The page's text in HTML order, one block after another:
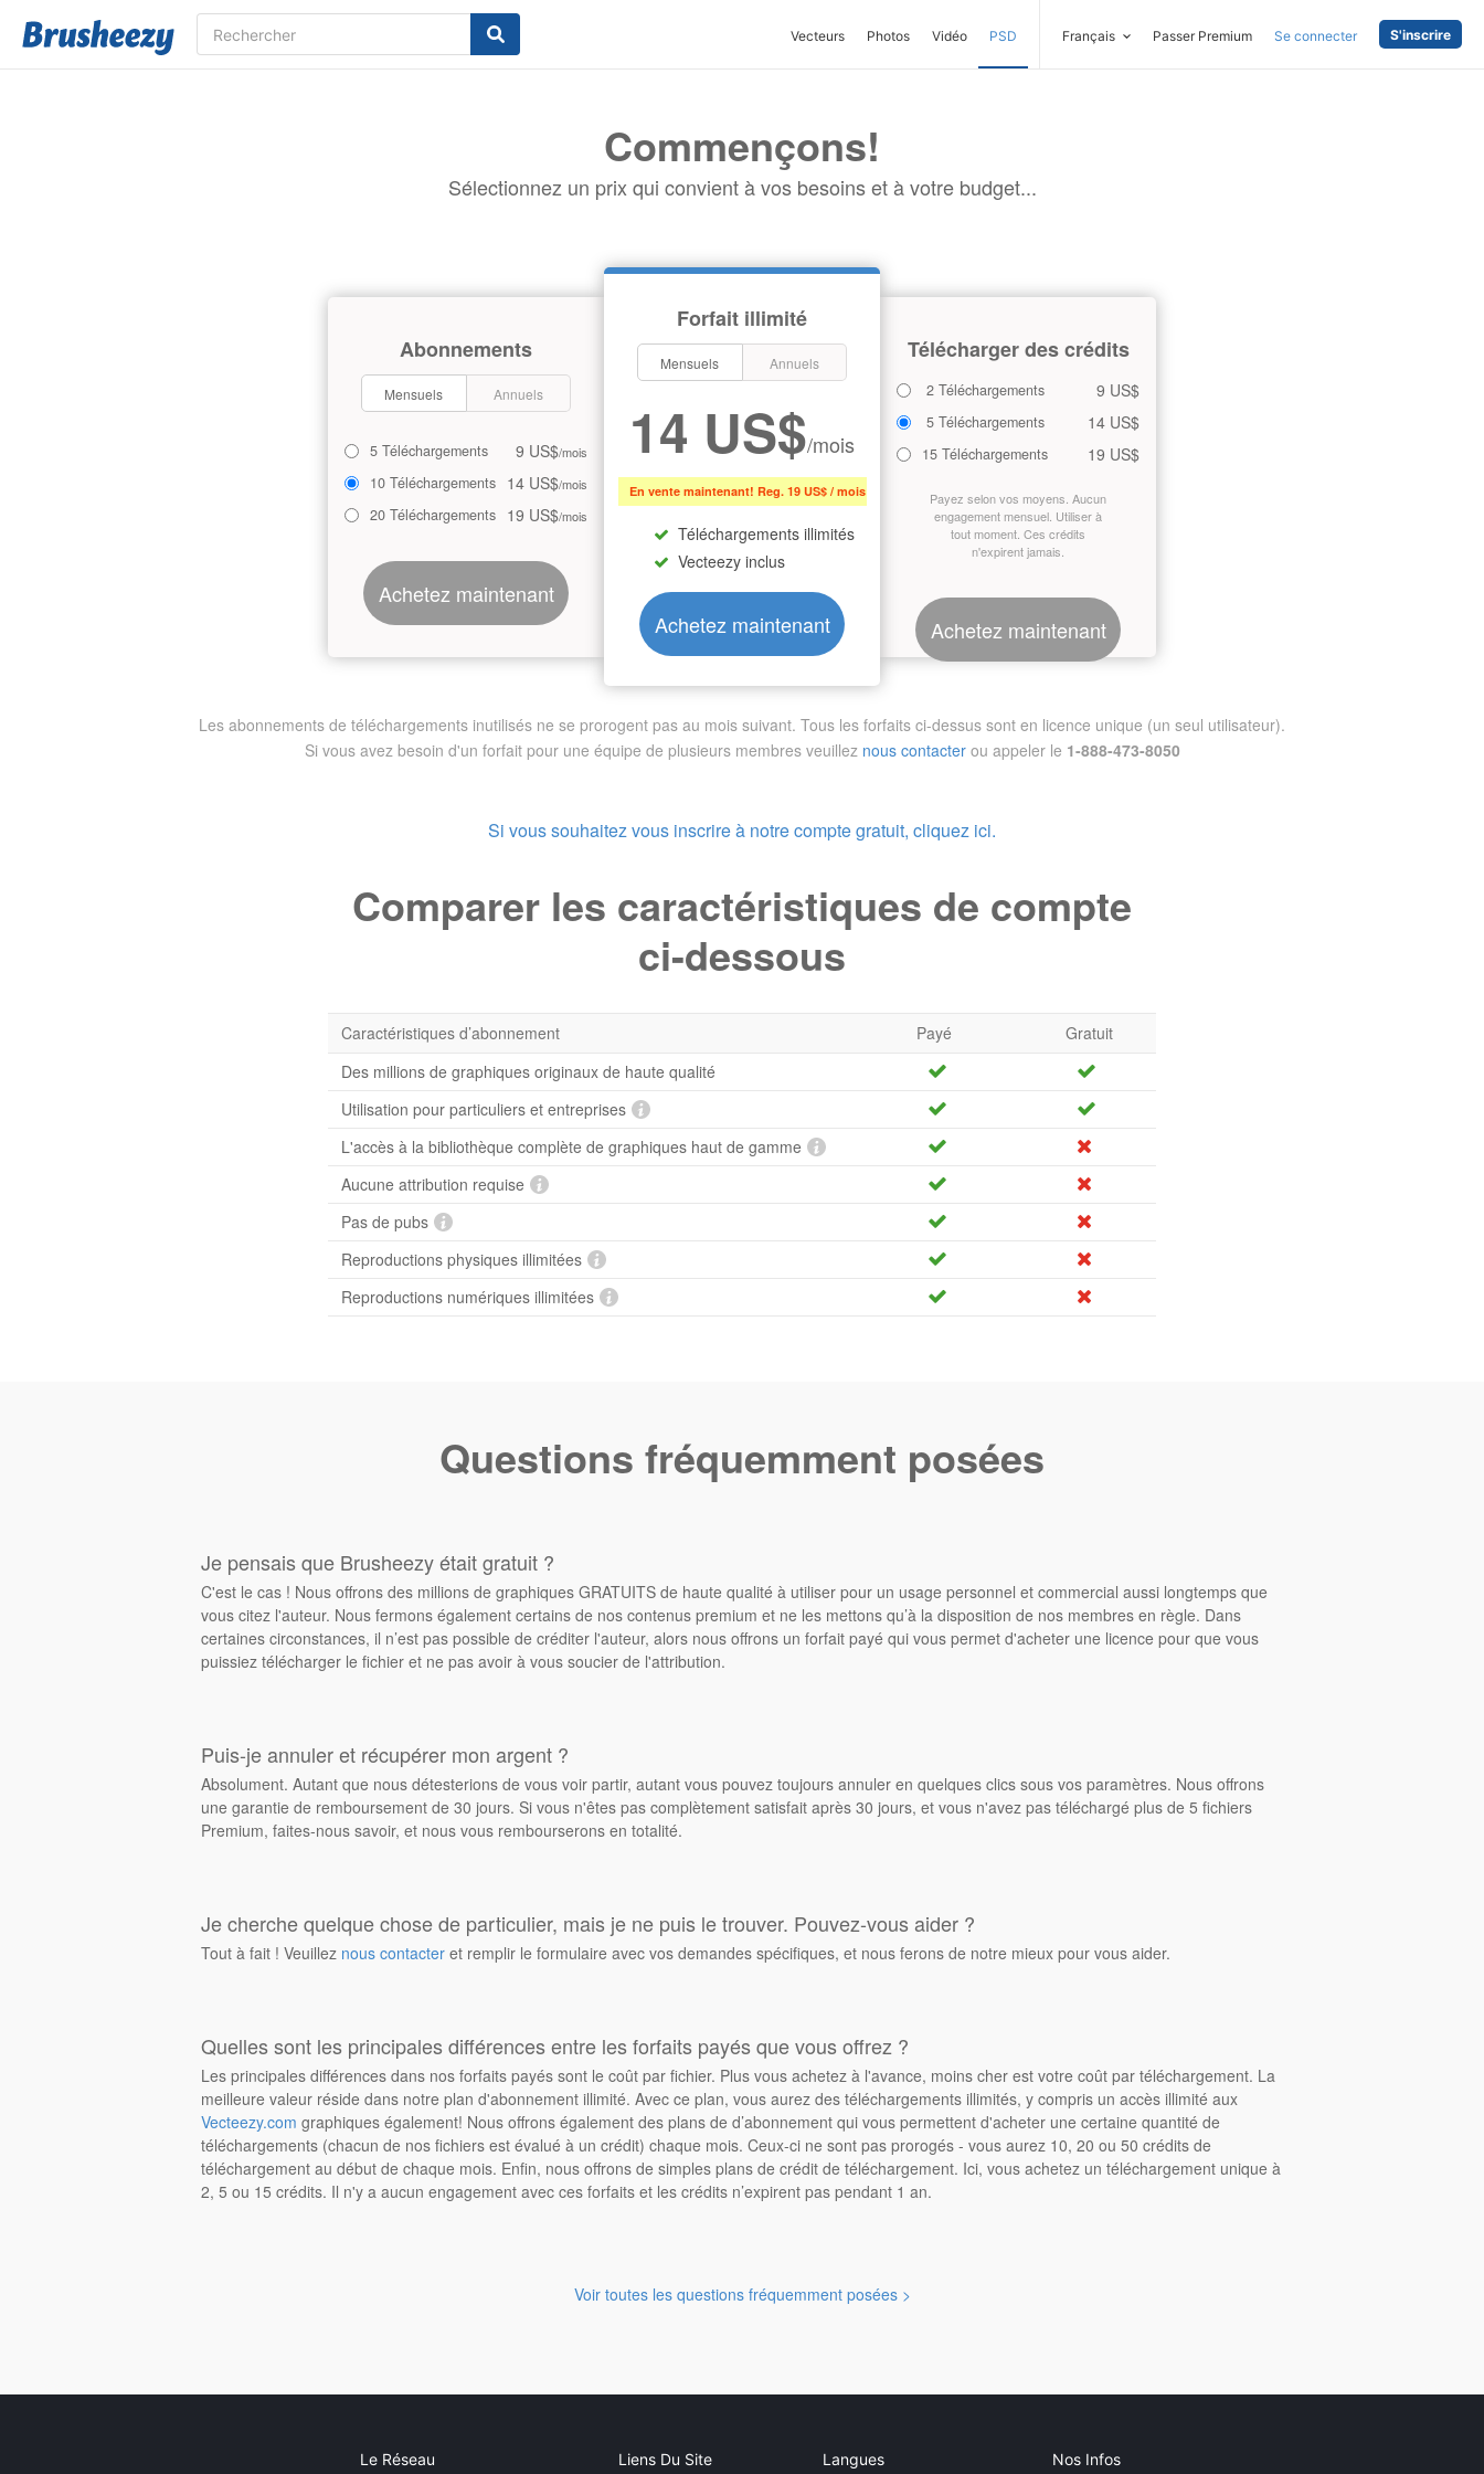
Vecteurs Photos Vidéo PSD Français Passer Premium Se connecter S'inscrire
Commençons!
Sélectionnez un prix qui convient à vos besoins et à votre budget...
Forfait illimité
Mensuels Annuels
14 US$/mois
En vente maintenant! Reg. 19 US$ / mois
Téléchargements illimités
Vecteezy inclus
Achetez maintenant
Abonnements
Mensuels Annuels
5 Téléchargements 9 US$/mois
10 Téléchargements 14 US$/mois
20 Téléchargements 19 US$/mois
Achetez maintenant
Télécharger des crédits
2 Téléchargements 9 US$
5 Téléchargements 14 US$
15 Téléchargements 19 US$
Payez selon vos moyens. Aucun
engagement mensuel. Utiliser à
tout moment. Ces crédits
n'expirent jamais.
Achetez maintenant
Les abonnements de téléchargements inutilisés ne se prorogent pas au mois suivant. Tous les forfaits ci-dessus sont en licence unique (un seul utilisateur).
Si vous avez besoin d'un forfait pour une équipe de plusieurs membres veuillez nous contacterou appeler le 1-888-473-8050
Si vous souhaitez vous inscrire à notre compte gratuit, cliquez ici.
Comparer les caractéristiques de compte
ci-dessous
Caractéristiques d’abonnement Payé
Gratuit
Des millions de graphiques originaux de haute qualité
Utilisation pour particuliers et entreprises
L'accès à la bibliothèque complète de graphiques haut de gamme
Aucune attribution requise
Pas de pubs
Reproductions physiques illimitées
Reproductions numériques illimitées
Questions fréquemment posées
Je pensais que Brusheezy était gratuit ?
C'est le cas ! Nous offrons des millions de graphiques GRATUITS de haute qualité à utiliser pour un usage personnel et commercial aussi longtemps que
vous citez l'auteur. Nous fermons également certains de nos contenus premium et ne les mettons qu’à la disposition de nos membres en règle. Dans
certaines circonstances, il n’est pas possible de créditer l'auteur, alors nous offrons un forfait payé qui vous permet d'acheter une licence pour que vous
puissiez télécharger le fichier et ne pas avoir à vous soucier de l'attribution.
Puis-je annuler et récupérer mon argent ?
Absolument. Autant que nous détesterions de vous voir partir, autant vous pouvez toujours annuler en quelques clics sous vos paramètres. Nous offrons
une garantie de remboursement de 30 jours. Si vous n'êtes pas complètement satisfait après 30 jours, et vous n'avez pas téléchargé plus de 5 fichiers
Premium, faites-nous savoir, et nous vous rembourserons en totalité.
Je cherche quelque chose de particulier, mais je ne puis le trouver. Pouvez-vous aider ?
Tout à fait ! Veuillez nous contacter et remplir le formulaire avec vos demandes spécifiques, et nous ferons de notre mieux pour vous aider.
Quelles sont les principales différences entre les forfaits payés que vous offrez ?
Les principales différences dans nos forfaits payés sont le coût par fichier. Plus vous achetez à l'avance, moins cher est votre coût par téléchargement. La
meilleure valeur réside dans notre plan d'abonnement illimité. Avec ce plan, vous aurez des téléchargements illimités, y compris un accès illimité aux
Vecteezy.com graphiques également! Nous offrons également des plans de d’abonnement qui vous permettent d'acheter une certaine quantité de
téléchargements (chacun de nos fichiers est évalué à un crédit) chaque mois. Ceux-ci ne sont pas prorogés - vous aurez 10, 20 ou 50 crédits de
téléchargement au début de chaque mois. Enfin, nous offrons de simples plans de crédit de téléchargement. Ici, vous achetez un téléchargement unique à
2, 5 ou 15 crédits. Il n'y a aucun engagement avec ces forfaits et les crédits n’expirent pas pendant 1 an.
Voir toutes les questions fréquemment posées >
Le Réseau Liens Du Site Langues Nos Infos